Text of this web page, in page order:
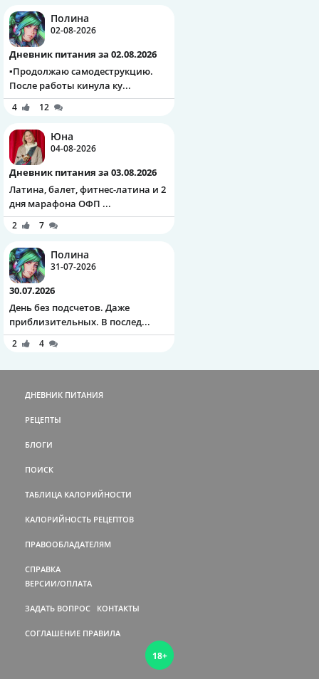
Полина
02-08-2026
Дневник питания за 02.08.2026
▪️Продолжаю самодеструкцию.
После работы кинула ку...
4 12
Юна
04-08-2026
Дневник питания за 03.08.2026
Латина, балет, фитнес-латина и 2
дня марафона ОФП ...
2 7
Полина
31-07-2026
30.07.2026
День без подсчетов. Даже
приблизительных. В послед...
2 4
ДНЕВНИК ПИТАНИЯ
РЕЦЕПТЫ
БЛОГИ
ПОИСК
ТАБЛИЦА КАЛОРИЙНОСТИ
КАЛОРИЙНОСТЬ РЕЦЕПТОВ
ПРАВООБЛАДАТЕЛЯМ
СПРАВКА
ВЕРСИИ/ОПЛАТА
ЗАДАТЬ ВОПРОС КОНТАКТЫ
СОГЛАШЕНИЕ ПРАВИЛА
18+